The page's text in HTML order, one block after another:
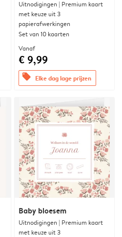
Uitnodigingen | Premium kaart
met keuze uit 3
papierafwerkingen
Set van 10 kaarten
Vanaf
€ 9,99
offers Elke dag lage prijzen
Baby bloesem
Uitnodigingen | Premium kaart
met keuze uit 3